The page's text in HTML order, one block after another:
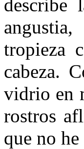
describe
tropieza
cabeza.
vidrio en
rostros
que no